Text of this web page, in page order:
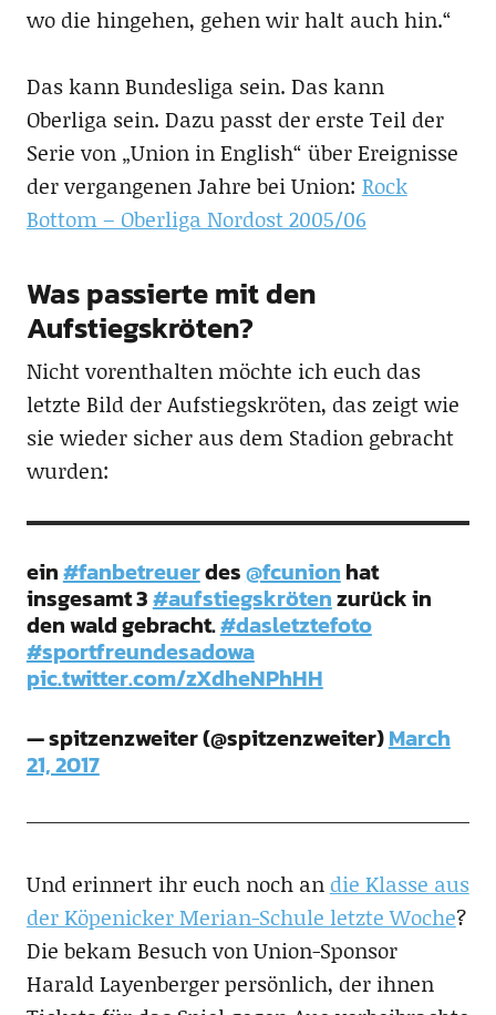
wo die hingehen, gehen wir halt auch hin.“
Das kann Bundesliga sein. Das kann
Oberliga sein. Dazu passt der erste Teil der
Serie von „Union in English“ über Ereignisse
der vergangenen Jahre bei Union: Rock
Bottom – Oberliga Nordost 2005/06
Was passierte mit den
Aufstiegskröten?
Nicht vorenthalten möchte ich euch das
letzte Bild der Aufstiegskröten, das zeigt wie
sie wieder sicher aus dem Stadion gebracht
wurden:
ein#fanbetreuerdes@fcunion hat
insgesamt 3#aufstiegskrötenzurück in
den wald gebracht.#dasletztefoto
#sportfreundesadowa
pic.twitter.com/zXdheNPhHH
— spitzenzweiter (@spitzenzweiter)March
21, 2017
Und erinnert ihr euch noch an die Klasse aus
der Köpenicker Merian-Schule letzte Woche?
Die bekam Besuch von Union-Sponsor
Harald Layenberger persönlich, der ihnen